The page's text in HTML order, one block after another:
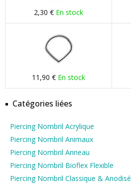
2,30 € En stock
11,90 € En stock
Catégories liées
Piercing Nombril Acrylique
Piercing Nombril Animaux
Piercing Nombril Anneau
Piercing Nombril Bioflex Flexible
Piercing Nombril Classique & Anodisé